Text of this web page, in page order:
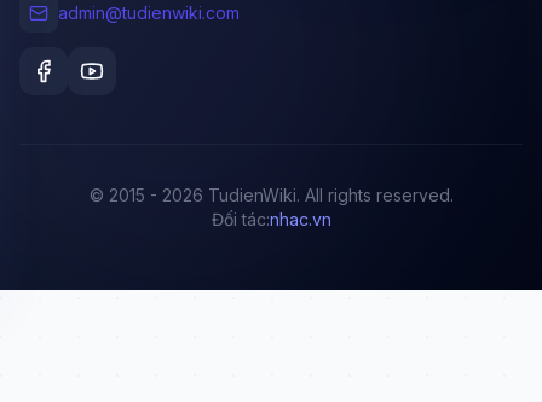
admin@tudienwiki.com
© 2015 - 2026 TudienWiki. All rights reserved.
Đối tác:nhac.vn